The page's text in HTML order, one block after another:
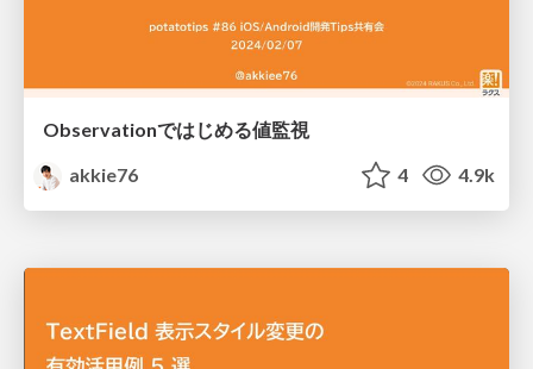
Observationではじめる値監視
akkie76
4 4.9k